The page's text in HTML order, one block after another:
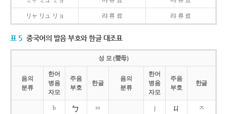
リャ リュ リョ 랴 류 료 랴 류 료
표 5 중국어의 발음 부호와 한글 대조표
성 모 (聲母)
음의
분류
한어
병음
자모
주음
부호
한글
음의
분류
한어
병음
자모
주음
부호
한글
b
ㅂ
j ㅈ